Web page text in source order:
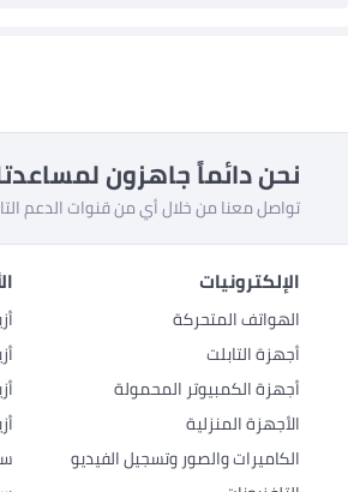
نحن دائماً جاهزون
تواصل معنا من خلال أي من قنوات الدعم
الإلكترونيات
الهواتف المتحركة
أجهزة التابلت
أجهزة الكمبيوتر المحمولة
الأجهزة المنزلية
الكاميرات والصور وتسجيل الفيديو